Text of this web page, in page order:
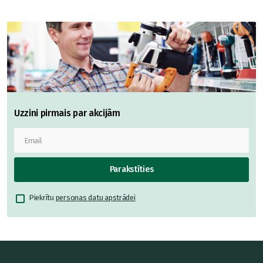
Uzzini pirmais par akcijām
Parakstīties
Piekrītu personas datu apstrādei